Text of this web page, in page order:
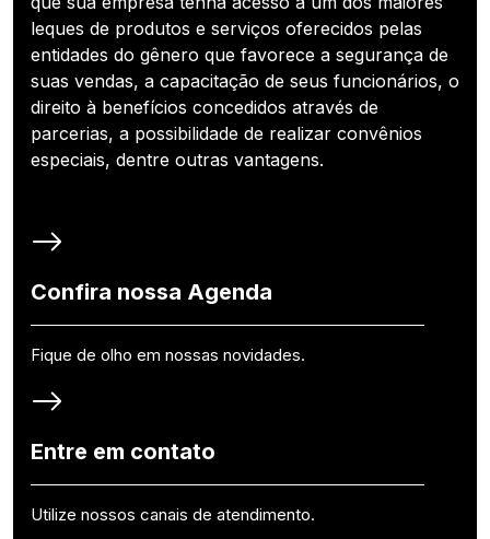
leques de produtos e serviços oferecidos pelas
entidades do gênero que favorece a segurança de
suas vendas, a capacitação de seus funcionários, o
direito à benefícios concedidos através de
parcerias, a possibilidade de realizar convênios
especiais, dentre outras vantagens.
Confira nossa Agenda
Fique de olho em nossas novidades.
Entre em contato
Utilize nossos canais de atendimento.